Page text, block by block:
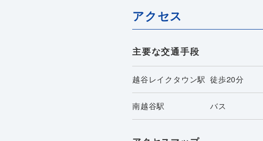
アクセス
主要な交通手段
越谷レイクタウン駅 徒歩20分
南越谷駅 バス